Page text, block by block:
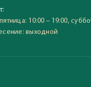
10:00 – 19:00,
выходной